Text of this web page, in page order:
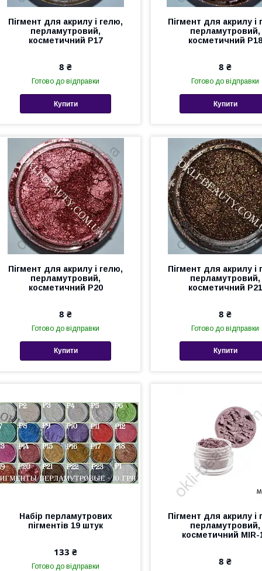
Пігмент для акрилу і гелю,
перламутровий,
косметичний Р17
8 ₴
Готово до відправки
Купити
Пігмент для акрилу і
перламутровий,
косметичний Р18
8 ₴
Готово до відправки
Купити
Пігмент для акрилу і гелю,
перламутровий,
косметичний Р20
8 ₴
Готово до відправки
Купити
Пігмент для акрилу і
перламутровий,
косметичний Р21
8 ₴
Готово до відправки
Купити
Набір перламутрових
пігментів 19 штук
133 ₴
Готово до відправки
Пігмент для акрилу і
перламутровий,
косметичний MIR-
8 ₴